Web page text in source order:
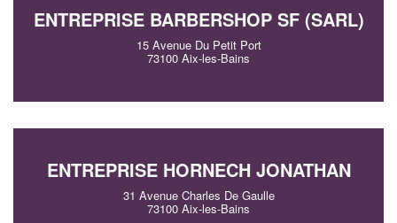
ENTREPRISE BARBERSHOP SF (SARL)
15 Avenue Du Petit Port
73100 Aix-les-Bains
ENTREPRISE HORNECH JONATHAN
31 Avenue Charles De Gaulle
73100 Aix-les-Bains